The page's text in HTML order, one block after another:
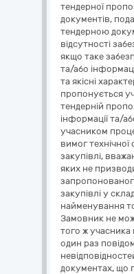
тендерної
документів,
тендерною
відсутності
якщо таке
та/або
та якісні
пропонується
тендерній
інформації та/
учасником
вимог технічної
закупівлі,
яких не
закупівлі у
найменування
Замовник не
того ж учасника
один раз
документах, що